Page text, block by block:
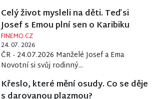
Celý život mysleli na děti. Teď si
Josef s Emou plní sen o Karibiku
FINEMO.CZ
24. 07. 2026
ČR - 24.07.2026 Manželé Josef a Ema
Novotní si svůj rodinný...
Křeslo, které mění osudy. Co se děje